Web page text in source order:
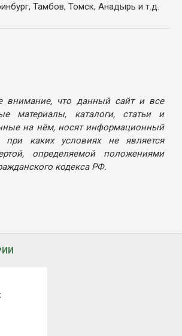
Тамбов, Томск, Анадырь и т.д.
внимание, что данный сайт и все
материалы, каталоги, статьи и
на нём, носят информационный
при каких условиях не является
определяемой положениями
кодекса РФ.